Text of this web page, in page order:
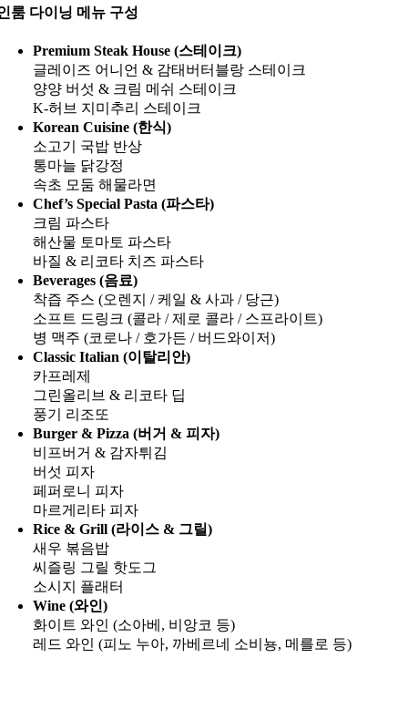
룸 다이닝 메뉴 구성
Premium Steak House (스테이크)
글레이즈 어니언 & 감태버터블랑 스테이크
양양 버섯 & 크림 메쉬 스테이크
K-허브 지미추리 스테이크
Korean Cuisine (한식)
소고기 국밥 반상
통마늘 닭강정
속초 모둠 해물라면
Chef’s Special Pasta (파스타)
크림 파스타
해산물 토마토 파스타
바질 & 리코타 치즈 파스타
Beverages (음료)
착즙 주스 (오렌지 / 케일 & 사과 / 당근)
소프트 드링크 (콜라 / 제로 콜라 / 스프라이트)
병 맥주 (코로나 / 호가든 / 버드와이저)
Classic Italian (이탈리안)
카프레제
그린올리브 & 리코타 딥
풍기 리조또
Burger & Pizza (버거 & 피자)
비프버거 & 감자튀김
버섯 피자
페퍼로니 피자
마르게리타 피자
Rice & Grill (라이스 & 그릴)
새우 볶음밥
씨즐링 그릴 핫도그
소시지 플래터
Wine (와인)
화이트 와인 (소아베, 비앙코 등)
레드 와인 (피노 누아, 까베르네 소비뇽, 메를로 등)